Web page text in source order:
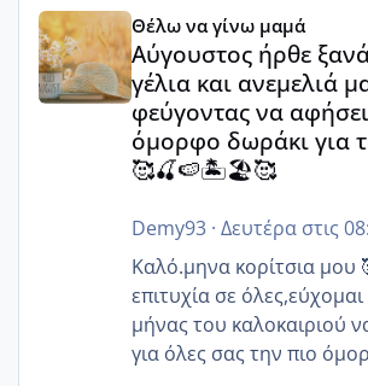
Θέλω να γίνω μαμά
Αύγουστος ήρθε
γέλια και ανεμελιά
φεύγοντας να
όμορφο δωράκι για
🥰🍒🍉🏝️🏖️🥰
Demy93· Δευτέρα στις
Καλό.μηνα κορίτσια μου
επιτυχία σε
μήνας του καλοκαιριού
για όλες σας την πιο